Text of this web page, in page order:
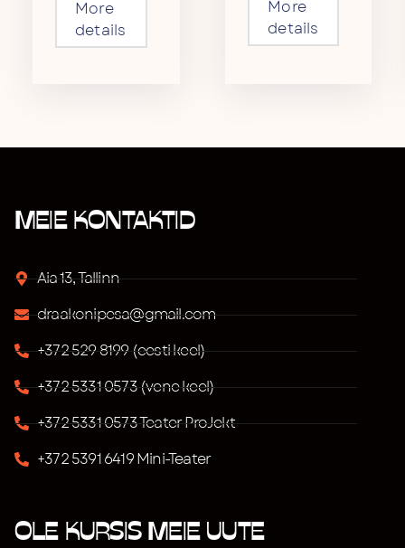
More
details
More
details
MEIE KONTAKTID
Aia 13, Tallinn
draakonipesa@gmail.com
+372 529 8199 (eesti keel)
+372 5331 0573 (vene keel)
+372 5331 0573 Teater ProJekt
+372 5391 6419 Mini-Teater
OLE KURSIS MEIE UUTE